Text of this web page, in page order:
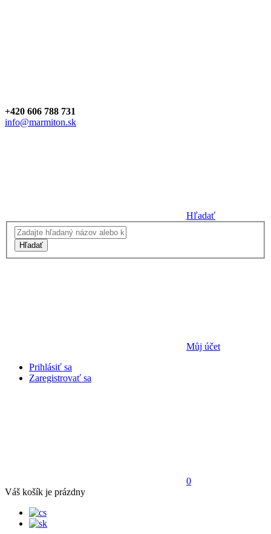
+420 606 788 731
info@marmiton.sk
Hľadať
Hľadať
Můj účet
Prihlásiť sa
Zaregistrovať sa
0
Váš košík je prázdny